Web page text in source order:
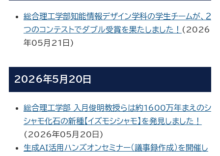
総合理工学部知能情報デザイン学科の学生チームが、２
つのコンテストでダブル受賞を果たしました！ ( 2026
年05月21日 )
2026年5月20日
総合理工学部 入月俊明教授らは約1600万年まえのシ
シャモ化石の新種【イズモシシャモ】を発見しました！
( 2026年05月20日 )
生成AI活用ハンズオンセミナー（議事録作成）を開催し